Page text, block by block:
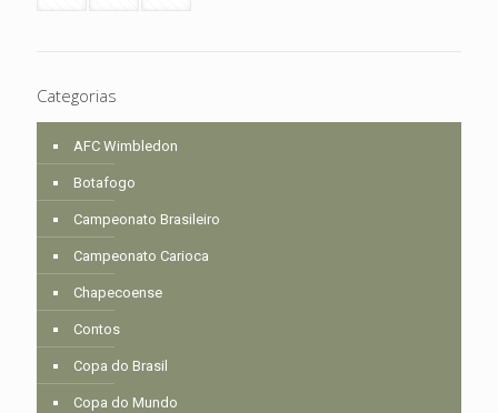
Categorias
AFC Wimbledon
Botafogo
Campeonato Brasileiro
Campeonato Carioca
Chapecoense
Contos
Copa do Brasil
Copa do Mundo